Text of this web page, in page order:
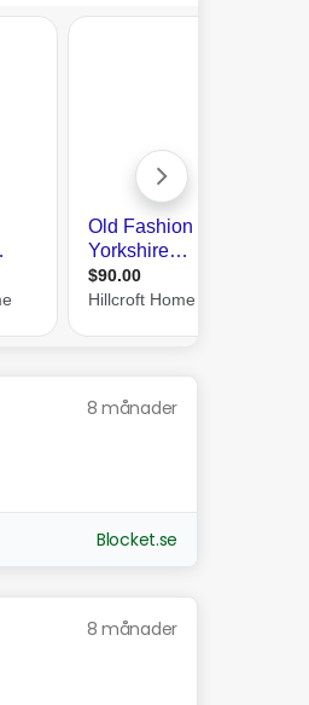
8 månader
Blocket.se
8 månader